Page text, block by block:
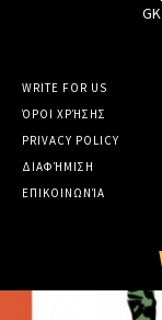
WRITE FOR US
ΌΡΟΙ ΧΡΉΣΗΣ
PRIVACY POLICY
ΔΙΑΦΉΜΙΣΗ
ΕΠΙΚΟΙΝΩΝΊΑ